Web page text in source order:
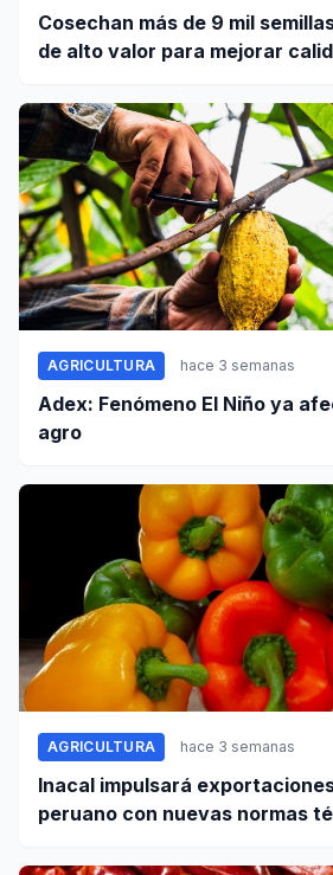
Cosechan más de 9 mil
de alto valor para mejorar
AGRICULTURA hace 3 semanas
Adex: Fenómeno El Niño ya
agro
AGRICULTURA hace 3 semanas
Inacal impulsará
peruano con nuevas normas